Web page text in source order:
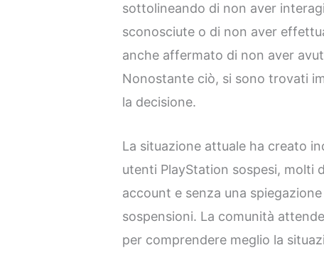
sottolineando di non aver
sconosciute o di non aver
anche affermato di non aver
Nonostante ciò, si sono trovati
la decisione.
La situazione attuale ha creato
utenti PlayStation sospesi, molti
account e senza una
sospensioni. La comunità
per comprendere meglio la